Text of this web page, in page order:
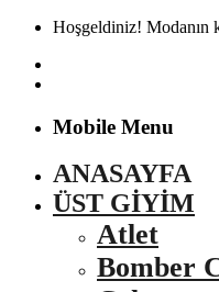
Hoşgeldiniz! Modanın
Mobile Menu
ANASAYFA
ÜST GIYIM
Atlet
Bomber